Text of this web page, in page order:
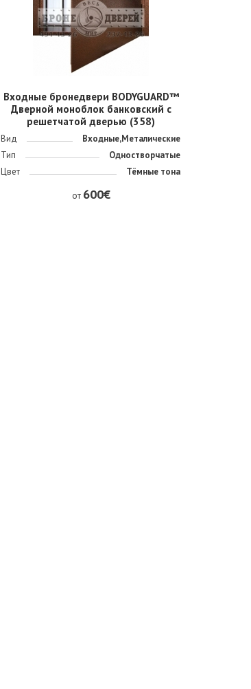
Входные бронедвери BODYGUARD™
Дверной моноблок банковский с
решетчатой дверью (358)
Вид
Входные,Металические
Тип
Одностворчатые
Цвет
Тёмные тона
от 600€